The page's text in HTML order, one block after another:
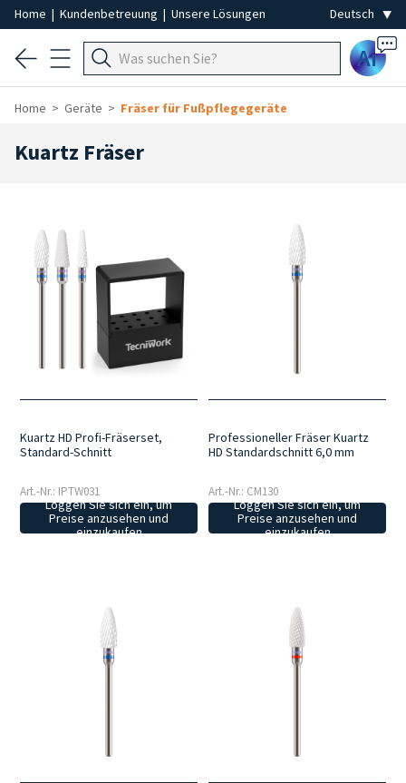
Home | Kundenbetreuung | Unsere Lösungen
Ai
Home Geräte Fräser für Fußpflegegeräte
Kuartz Fräser
Kuartz HD Profi-Fräserset,
Standard-Schnitt
Art.-Nr.: IPTW031
Loggen Sie sich ein, um
Preise anzusehen und
einzukaufen
Professioneller Fräser Kuartz
HD Standardschnitt 6,0 mm
Art.-Nr.: CM130
Loggen Sie sich ein, um
Preise anzusehen und
einzukaufen